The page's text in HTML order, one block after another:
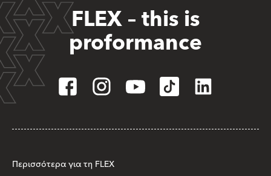
FLEX – this is
proformance
Περισσότερα για τη FLEX